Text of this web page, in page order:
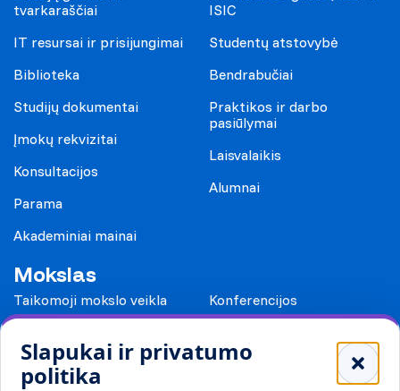
Slapukai ir privatumo
politika
tvarkaraščiai
IT resursai ir prisijungimai
Biblioteka
Studijų dokumentai
Įmokų rekvizitai
Konsultacijos
Parama
Akademiniai mainai
ISIC
Studentų atstovybė
Bendrabučiai
Praktikos ir darbo
pasiūlymai
Laisvalaikis
Alumnai
Mokslas
Taikomoji mokslo veikla
Konferencijos
Mokykloms